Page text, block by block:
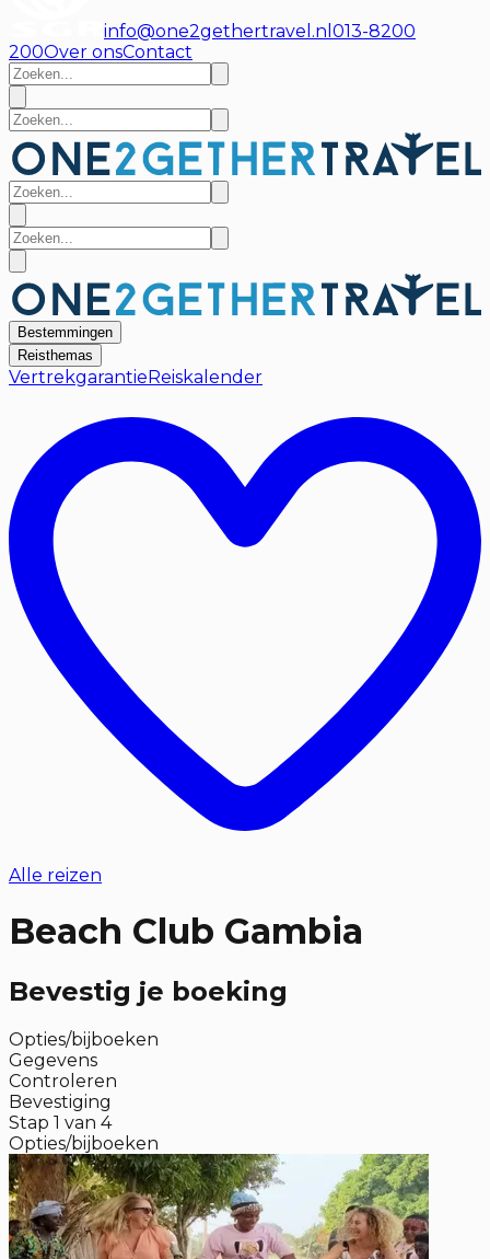
info@one2gethertravel.nl 013-8200
200Over onsContact
Bestemmingen
Reisthemas
Vertrekgarantie Reiskalender
Alle reizen
Beach Club Gambia
Bevestig je boeking
Opties/bijboeken
Gegevens
Controleren
Bevestiging
Stap 1 van 4
Opties/bijboeken